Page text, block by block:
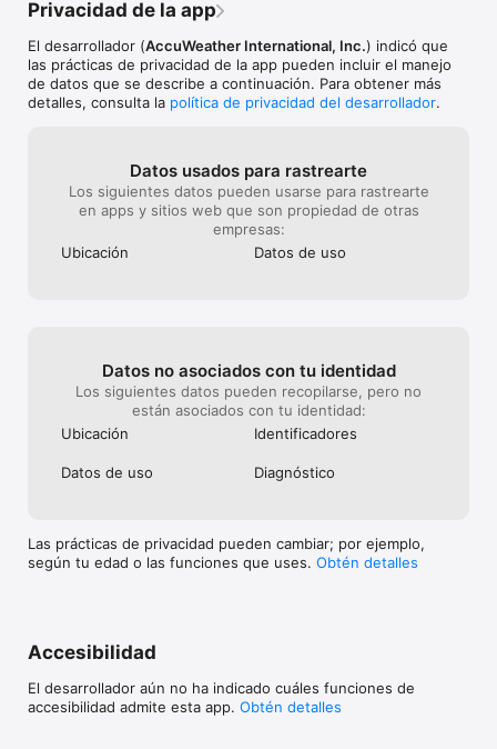
Privacidad de la app
El desarrollador (AccuWeather International, Inc.) indicó que
las prácticas de privacidad de la app pueden incluir el manejo
de datos que se describe a continuación. Para obtener más
detalles, consulta la política de privacidad del desarrollador.
Datos usados para rastrearte
Los siguientes datos pueden usarse para rastrearte
en apps y sitios web que son propiedad de otras
empresas:
Ubicación
Datos de uso
Datos no asociados con tu identidad
Los siguientes datos pueden recopilarse, pero no
están asociados con tu identidad:
Ubicación
Identificado­res
Datos de uso Diagnóstico
Las prácticas de privacidad pueden cambiar; por ejemplo,
según tu edad o las funciones que uses. Obtén detalles
Accesibilidad
El desarrollador aún no ha indicado cuáles funciones de
accesibilidad admite esta app. Obtén detalles